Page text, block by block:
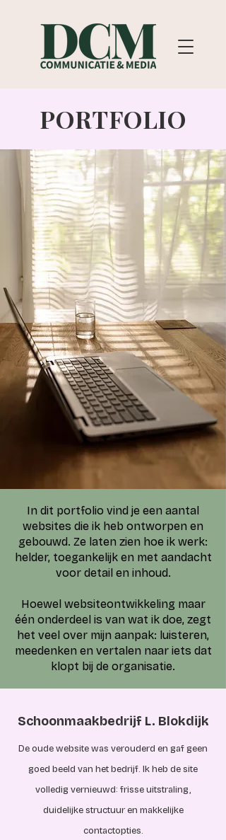
PORTFOLIO
In dit portfolio vind je een aantal
websites die ik heb ontworpen en
gebouwd. Ze laten zien hoe ik werk:
helder, toegankelijk en met aandacht
voor detail en inhoud.
Hoewel websiteontwikkeling maar
één onderdeel is van wat ik doe, zegt
het veel over mijn aanpak: luisteren,
meedenken en vertalen naar iets dat
klopt bij de organisatie.
Schoonmaakbedrijf L. Blokdijk
De oude website was verouderd en gaf geen
goed beeld van het bedrijf. Ik heb de site
volledig vernieuwd: frisse uitstraling,
duidelijke structuur en makkelijke
contactopties.